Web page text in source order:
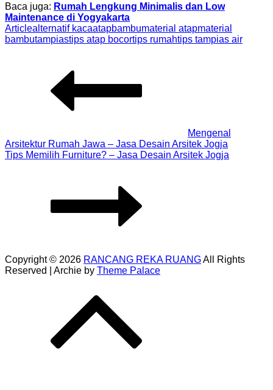
Baca juga: Rumah Lengkung Minimalis dan Low
Maintenance di Yogyakarta
Articlealternatif kacaatapbambumaterial atapmaterial
bambutampiastips atap bocortips rumahtips tampias air
navigation
Mengenal
Arsitektur Rumah Jawa – Jasa Desain Arsitek Jogja
Tips Memilih Furniture? – Jasa Desain Arsitek Jogja
Copyright © 2026 RANCANG REKA RUANGAll Rights
Reserved | Archie by Theme Palace